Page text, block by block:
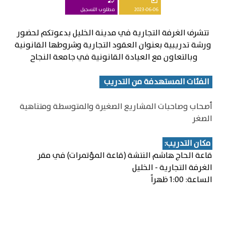
2023-06-06
مطلوب التسجيل
تتشرف الغرفة التجارية في مدينة الخليل بدعوتكم لحضور
ورشة تدريبية بعنوان العقود التجارية وشروطها القانونية
وبالتعاون مع العيادة القانونية في جامعة النجاح
الفئات المستهدفة من التدريب
أصحاب وصاحبات المشاريع الصغيرة والمتوسطة ومتناهية
الصغر
مكان التدريب:
قاعة الحاج هاشم النتشة (قاعة المؤتمرات) في مقر
الغرفة التجارية - الخليل
الساعة: 1:00 ظهراً